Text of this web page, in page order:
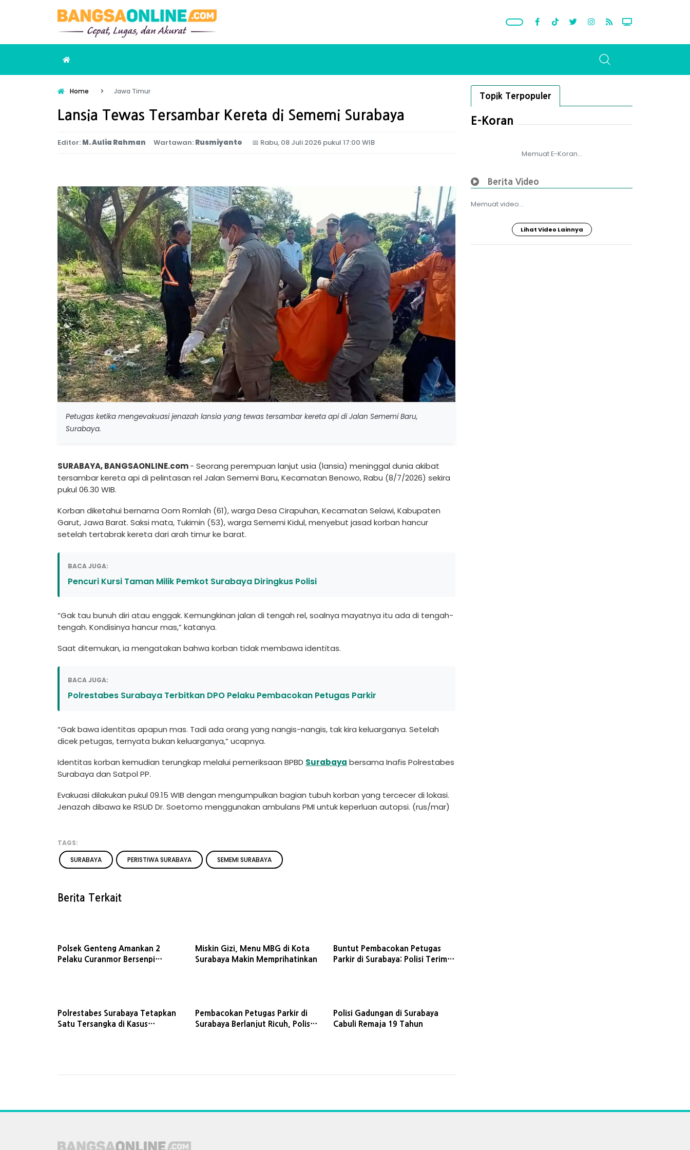
Home Jawa Timur
Lansia Tewas Tersambar Kereta di Sememi Surabaya
Editor: M. Aulia Rahman Wartawan: Rusmiyanto 📅 Rabu, 08 Juli 2026 pukul 17:00 WIB
Petugas ketika mengevakuasi jenazah lansia yang tewas tersambar kereta api di Jalan Sememi Baru,
Surabaya.
SURABAYA, BANGSAONLINE.com- Seorang perempuan lanjut usia (lansia) meninggal dunia akibat
tersambar kereta api di pelintasan rel Jalan Sememi Baru, Kecamatan Benowo, Rabu (8/7/2026) sekira
pukul 06.30 WIB.
Korban diketahui bernama Oom Romlah (61), warga Desa Cirapuhan, Kecamatan Selawi, Kabupaten
Garut, Jawa Barat. Saksi mata, Tukimin (53), warga Sememi Kidul, menyebut jasad korban hancur
setelah tertabrak kereta dari arah timur ke barat.
BACA JUGA:
Pencuri Kursi Taman Milik Pemkot Surabaya Diringkus Polisi
“Gak tau bunuh diri atau enggak. Kemungkinan jalan di tengah rel, soalnya mayatnya itu ada di tengah-
tengah. Kondisinya hancur mas,” katanya.
Saat ditemukan, ia mengatakan bahwa korban tidak membawa identitas.
BACA JUGA:
Polrestabes Surabaya Terbitkan DPO Pelaku Pembacokan Petugas Parkir
“Gak bawa identitas apapun mas. Tadi ada orang yang nangis-nangis, tak kira keluarganya. Setelah
dicek petugas, ternyata bukan keluarganya,” ucapnya.
Identitas korban kemudian terungkap melalui pemeriksaan BPBD Surabaya bersama Inafis Polrestabes
Surabaya dan Satpol PP.
Evakuasi dilakukan pukul 09.15 WIB dengan mengumpulkan bagian tubuh korban yang tercecer di lokasi.
Jenazah dibawa ke RSUD Dr. Soetomo menggunakan ambulans PMI untuk keperluan autopsi. (rus/mar)
TAGS:
SURABAYA
PERISTIWA SURABAYA SEMEMI SURABAYA
Berita Terkait
Polsek Genteng Amankan 2
Pelaku Curanmor Bersenpi
Miskin Gizi, Menu MBG di Kota
Surabaya Makin Memprihatinkan
Buntut Pembacokan Petugas
Parkir di Surabaya: Polisi Terima
Polrestabes Surabaya Tetapkan
Satu Tersangka di Kasus
Pembacokan Petugas Parkir di
Surabaya Berlanjut Ricuh, Polisi
Polisi Gadungan di Surabaya
Cabuli Remaja 19 Tahun
Topik Terpopuler
E-Koran
Memuat E-Koran...
Berita Video
Memuat video...
Lihat Video Lainnya